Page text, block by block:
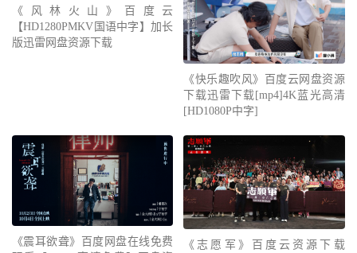
《风林火山》百度云
【HD1280PMKV国语中字】加长
版迅雷网盘资源下载
《快乐趣吹风》百度云网盘资源
下载迅雷下载[mp4]4K蓝光高清
[HD1080P中字]
《震耳欲聋》百度网盘在线免费
《志愿军》百度云资源下载